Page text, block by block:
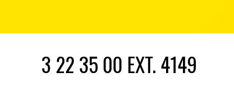
3 22 35 00 EXT. 4149